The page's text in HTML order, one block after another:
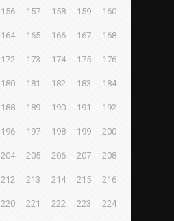
156 157 158 159 160
164 165 166 167 168
172 173 174 175 176
180 181 182 183 184
188 189 190 191 192
196 197 198 199 200
204 205 206 207 208
212 213 214 215 216
220 221 222 223 224